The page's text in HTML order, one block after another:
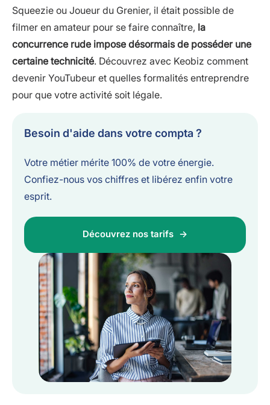
Squeezie ou Joueur du Grenier, il était possible de
filmer en amateur pour se faire connaître, la
concurrence rude impose désormais de posséder une
certaine technicité. Découvrez avec Keobiz comment
devenir YouTubeur et quelles formalités entreprendre
pour que votre activité soit légale.
Besoin d'aide dans votre compta ?
Votre métier mérite 100% de votre énergie.
Confiez-nous vos chiffres et libérez enfin votre
esprit.
Découvrez nos tarifs